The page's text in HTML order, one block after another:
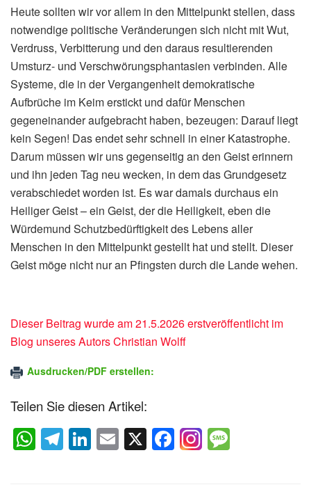
Heute sollten wir vor allem in den Mittelpunkt stellen, dass
notwendige politische Veränderungen sich nicht mit Wut,
Verdruss, Verbitterung und den daraus resultierenden
Umsturz- und Verschwörungsphantasien verbinden. Alle
Systeme, die in der Vergangenheit demokratische
Aufbrüche im Keim erstickt und dafür Menschen
gegeneinander aufgebracht haben, bezeugen: Darauf liegt
kein Segen! Das endet sehr schnell in einer Katastrophe.
Darum müssen wir uns gegenseitig an den Geist erinnern
und ihn jeden Tag neu wecken, in dem das Grundgesetz
verabschiedet worden ist. Es war damals durchaus ein
Heiliger Geist – ein Geist, der die Heiligkeit, eben die
Würdemund Schutzbedürftigkeit des Lebens aller
Menschen in den Mittelpunkt gestellt hat und stellt. Dieser
Geist möge nicht nur an Pfingsten durch die Lande wehen.
Dieser Beitrag wurde am 21.5.2026 erstveröffentlicht im
Blog unseres Autors Christian Wolff
Ausdrucken/PDF erstellen:
Teilen Sie diesen Artikel:
W
h
T
el
Li
n
E
m
X F
a